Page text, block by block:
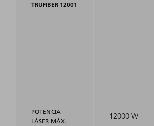
TRUFIBER 12001
POTENCIA
LÁSER MÁX.
12000 W